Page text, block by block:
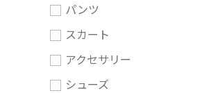
パンツ
スカート
アクセサリー
シューズ